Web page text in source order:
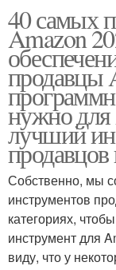
40 самых
Amazon
продавцы
нужно
лучший
Собственно, мы
инструментов
категориях,
инструмент для
виду, что у